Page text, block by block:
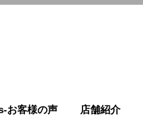
お客様の声 店舗紹介